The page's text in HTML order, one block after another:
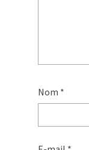
Nom *